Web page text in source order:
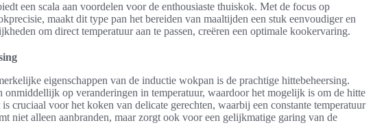
een scala aan voordelen voor de enthousiaste thuiskok. Met de focus op
maakt dit type pan het bereiden van maaltijden een stuk eenvoudiger en
om direct temperatuur aan te passen, creëren een optimale kookervaring.
eigenschappen van de inductie wokpan is de prachtige hittebeheersing.
onmiddellijk op veranderingen in temperatuur, waardoor het mogelijk is om de hitte
cruciaal voor het koken van delicate gerechten, waarbij een constante temperatuur
niet alleen aanbranden, maar zorgt ook voor een gelijkmatige garing van de